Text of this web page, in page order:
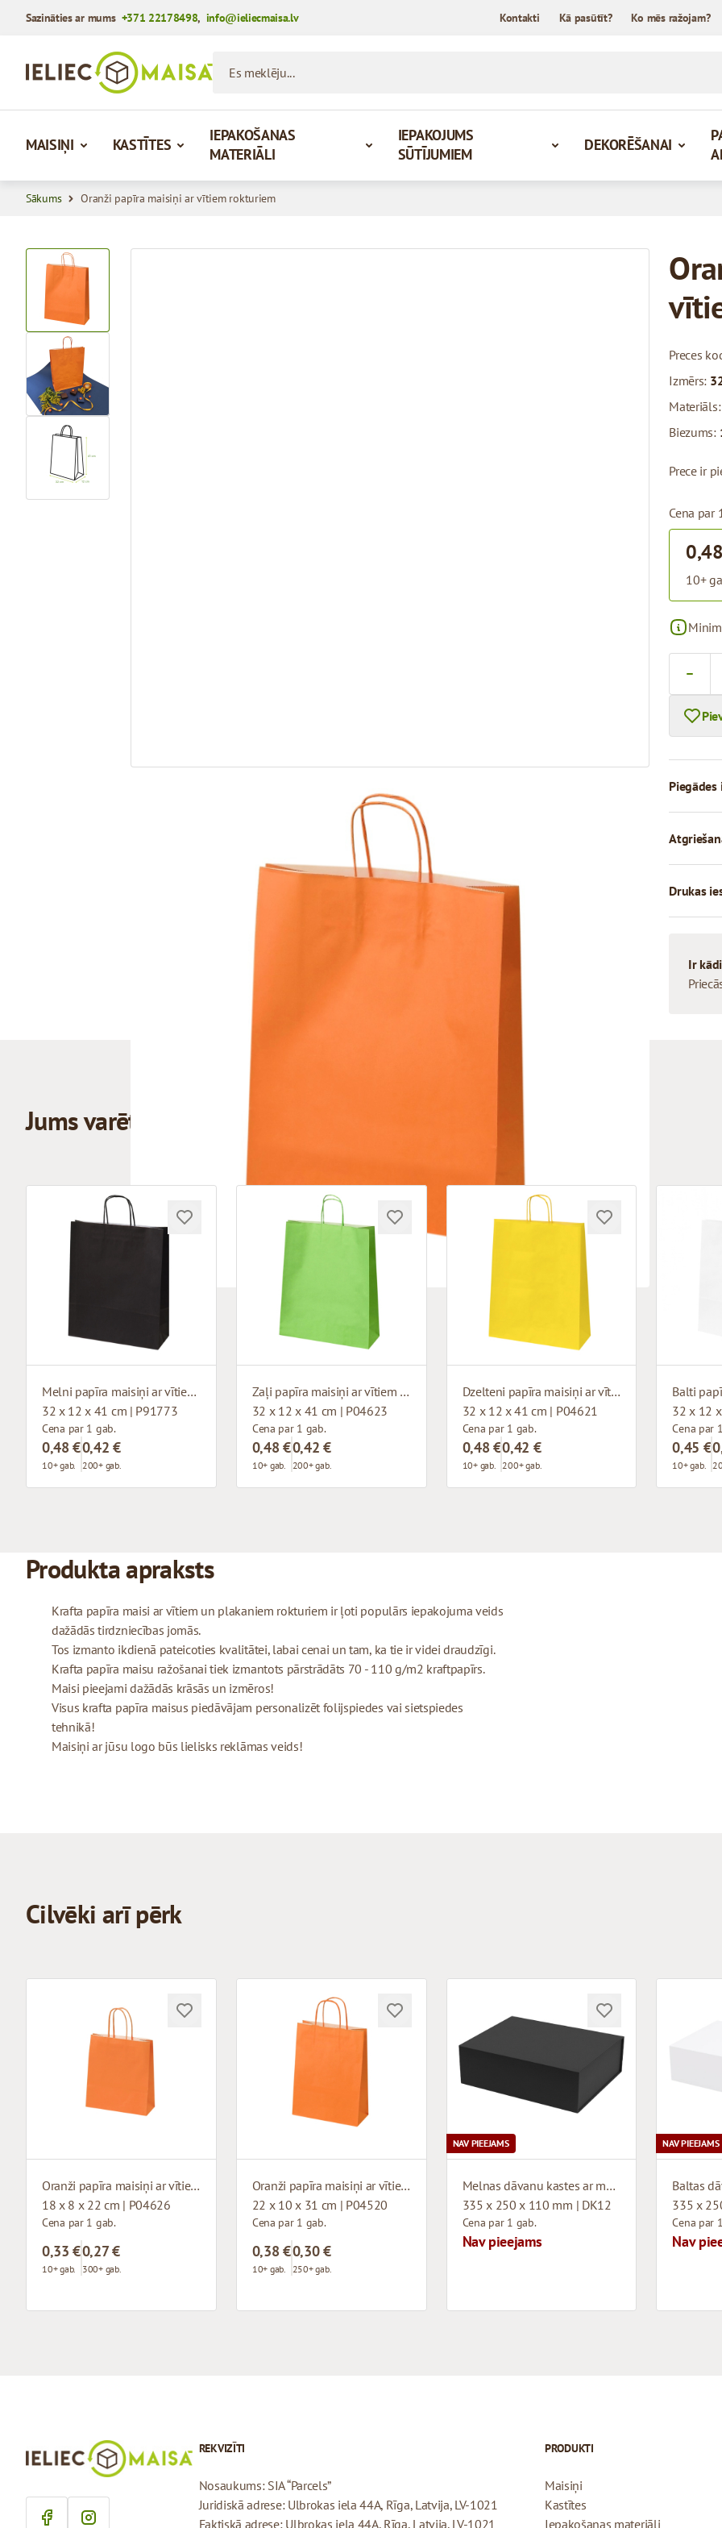
Sazināties ar mums +371 22178498, info@ieliecmaisa.lv Kontakti Kā pasūtīt? Ko mēs ražojam?
MAISIŅI KASTĪTES
IEPAKOŠANAS
MATERIĀLI
IEPAKOJUMS
SŪTĪJUMIEM
DEKORĒŠANAI
Sākums Oranži papīra maisiņi ar vītiem rokturiem
View larger image
View larger image
View larger image
Preces
Izmērs:
Materiāls:
Biezums:
Prece ir
Cena par
10+
Drukas
Ir
Jums varētu patikt
Melni papīra maisiņi ar vītiem rokturiem
32 x 12 x 41 cm | P91773
Cena par 1 gab.
0,48 €
10+ gab.
0,42 €
200+ gab.
Zaļi papīra maisiņi ar vītiem rokturiem
32 x 12 x 41 cm | P04623
Cena par 1 gab.
0,48 €
10+ gab.
0,42 €
200+ gab.
Dzelteni papīra maisiņi ar vītiem rokturiem
32 x 12 x 41 cm | P04621
Cena par 1 gab.
0,48 €
10+ gab.
0,42 €
200+ gab.
32 x 12
Cena par
0,45 €
10+ gab.
Produkta apraksts
Krafta papīra maisi ar vītiem un plakaniem rokturiem ir ļoti populārs iepakojuma veids
dažādās tirdzniecības jomās.
Tos izmanto ikdienā pateicoties kvalitātei, labai cenai un tam, ka tie ir videi draudzīgi.
Krafta papīra maisu ražošanai tiek izmantots pārstrādāts 70 - 110 g/m2 kraftpapīrs.
Maisi pieejami dažādās krāsās un izmēros!
Visus krafta papīra maisus piedāvājam personalizēt folijspiedes vai sietspiedes
tehnikā!
Maisiņi ar jūsu logo būs lielisks reklāmas veids!
Cilvēki arī pērk
Oranži papīra maisiņi ar vītiem rokturiem
18 x 8 x 22 cm | P04626
Cena par 1 gab.
0,33 €
10+ gab.
0,27 €
300+ gab.
Oranži papīra maisiņi ar vītiem rokturiem
22 x 10 x 31 cm | P04520
Cena par 1 gab.
0,38 €
10+ gab.
0,30 €
250+ gab.
NAV PIEEJAMS
Melnas dāvanu kastes ar magnētu
335 x 250 x 110 mm | DK12
Cena par 1 gab.
Nav pieejams
NAV PIEEJAMS
335 x
Cena par
Nav
REKVIZĪTI
Nosaukums: SIA “Parcels”
Juridiskā adrese: Ulbrokas iela 44A, Rīga, Latvija, LV-1021
Faktiskā adrese: Ulbrokas iela 44A, Rīga, Latvija, LV-1021
PRODUKTI
Maisiņi
Kastītes
Iepakošanas materiāli